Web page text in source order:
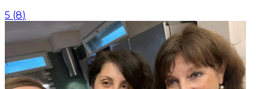
5 (8)